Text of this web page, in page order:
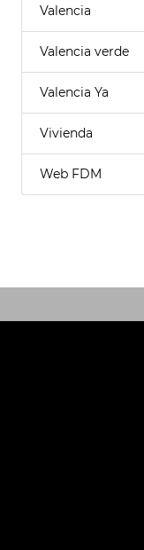
Valencia
Valencia verde
Valencia Ya
Vivienda
Web FDM